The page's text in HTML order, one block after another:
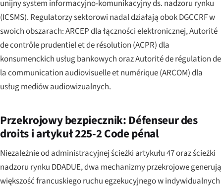
unijny system informacyjno-komunikacyjny ds. nadzoru rynku
(ICSMS). Regulatorzy sektorowi nadal działają obok DGCCRF w
swoich obszarach: ARCEP dla łączności elektronicznej, Autorité
de contrôle prudentiel et de résolution (ACPR) dla
konsumenckich usług bankowych oraz Autorité de régulation de
la communication audiovisuelle et numérique (ARCOM) dla
usług mediów audiowizualnych.
Przekrojowy bezpiecznik: Défenseur des
droits i artykuł 225-2 Code pénal
Niezależnie od administracyjnej ścieżki artykułu 47 oraz ścieżki
nadzoru rynku DDADUE, dwa mechanizmy przekrojowe generują
większość francuskiego ruchu egzekucyjnego w indywidualnych